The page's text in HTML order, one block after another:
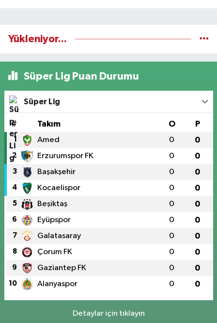
Yükleniyor...
Süper Lig Puan Durumu
Süper Lig
# Takım O P
1 Amed 0 0
2 Erzurumspor FK 0 0
3 Başakşehir 0 0
4 Kocaelispor 0 0
5 Beşiktaş 0 0
6 Eyüpspor 0 0
7 Galatasaray 0 0
8 Çorum FK 0 0
9 Gaziantep FK 0 0
10 Alanyaspor 0 0
Detaylar için tıklayın